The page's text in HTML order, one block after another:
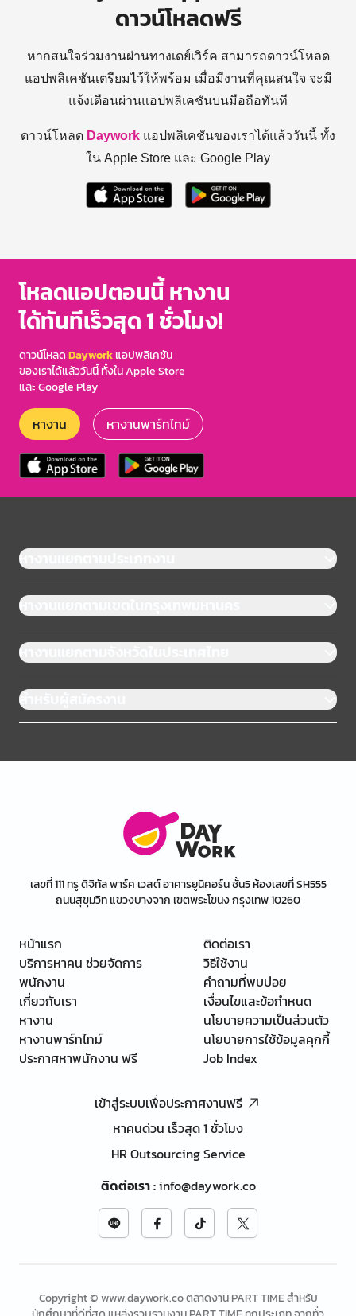
ดาวน์โหลดฟรี
หากสนใจร่วมงานผ่านทางเดย์เวิร์ค สามารถดาวน์โหลด
แอปพลิเคชันเตรียมไว้ให้พร้อม เมื่อมีงานที่คุณสนใจ จะมี
แจ้งเตือนผ่านแอปพลิเคชันบนมือถือทันที
ดาวน์โหลด Daywork แอปพลิเคชันของเราได้แล้ววันนี้ ทั้ง
ใน Apple Store และ Google Play
โหลดแอปตอนนี้ หางาน
ได้ทันทีเร็วสุด 1 ชั่วโมง!
ดาวน์โหลดDayworkแอปพลิเคชัน
ของเราได้แล้ววันนี้ ทั้งใน Apple Store
และ Google Play
หางาน หางานพาร์ทไทม์
หางานแยกตามประเภทงาน
หางานแยกตามเขตในกรุงเทพมหานคร
หางานแยกตามจังหวัดในประเทศไทย
สำหรับผู้สมัครงาน
เลขที่ 111 ทรู ดิจิทัล พาร์ค เวสต์ อาคารยูนิคอร์น ชั้น5 ห้องเลขที่ SH555
ถนนสุขุมวิท แขวงบางจาก เขตพระโขนง กรุงเทพ 10260
หน้าแรก
บริการหาคน ช่วยจัดการ
พนักงาน
เกี่ยวกับเรา
หางาน
หางานพาร์ทไทม์
ประกาศหาพนักงาน ฟรี
ติดต่อเรา
วิธีใช้งาน
คำถามที่พบบ่อย
เงื่อนไขและข้อกำหนด
นโยบายความเป็นส่วนตัว
นโยบายการใช้ข้อมูลคุกกี้
Job Index
เข้าสู่ระบบเพื่อประกาศงานฟรี
หาคนด่วน เร็วสุด 1 ชั่วโมง
HR Outsourcing Service
ติดต่อเรา:info@daywork.co
Copyright © www.daywork.co ตลาดงาน PART TIME สำหรับ